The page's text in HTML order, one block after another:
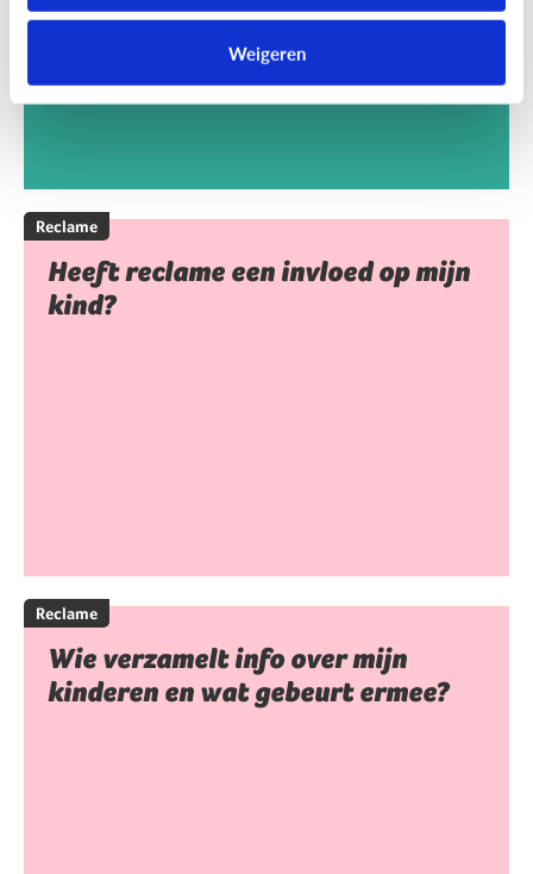
Weigeren
Reclame
Heeft reclame een invloed op mijn
kind?
Reclame
Wie verzamelt info over mijn
kinderen en wat gebeurt ermee?